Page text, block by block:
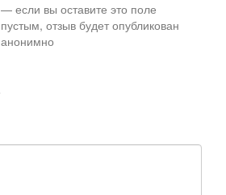
— если вы оставите это поле
пустым, отзыв будет опубликован
анонимно